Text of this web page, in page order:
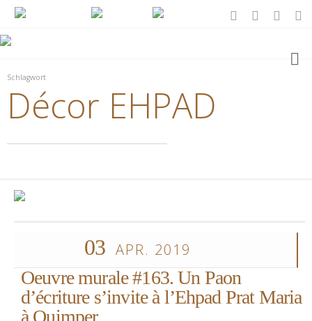
Schlagwort
Décor EHPAD
03 APR. 2019
Oeuvre murale #163. Un Paon
d’écriture s’invite à l’Ehpad Prat Maria
à Quimper.